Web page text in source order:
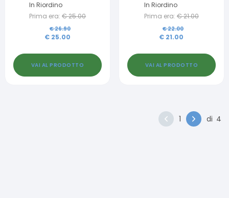
In Riordino
Prima era: €25.00
€26.90
€ 25.00
VAI AL PRODOTTO
In Riordino
Prima era: €21.00
€22.00
€ 21.00
VAI AL PRODOTTO
1 di 4